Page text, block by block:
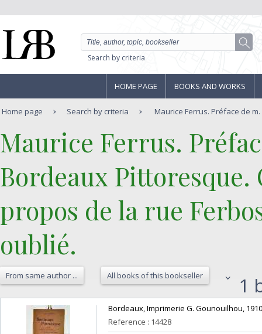
Search by criteria
HOME PAGE BOOKS AND WORKS
Home page Search by criteria Maurice Ferrus. Préface de
‎Maurice Ferrus.
‎Bordeaux
propos de la rue
oublié.‎
From same author ... All books of this bookseller 1
‎Bordeaux, Imprimerie G. Gounouilhou,
Reference : 14428